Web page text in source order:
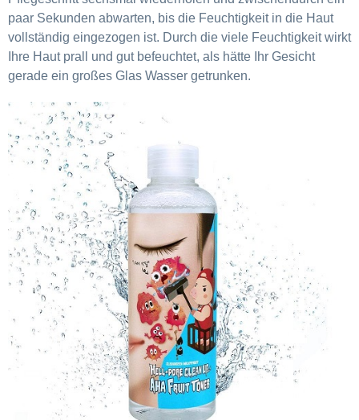
paar Sekunden abwarten, bis die Feuchtigkeit in die Haut
vollständig eingezogen ist. Durch die viele Feuchtigkeit wirkt
Ihre Haut prall und gut befeuchtet, als hätte Ihr Gesicht
gerade ein großes Glas Wasser getrunken.